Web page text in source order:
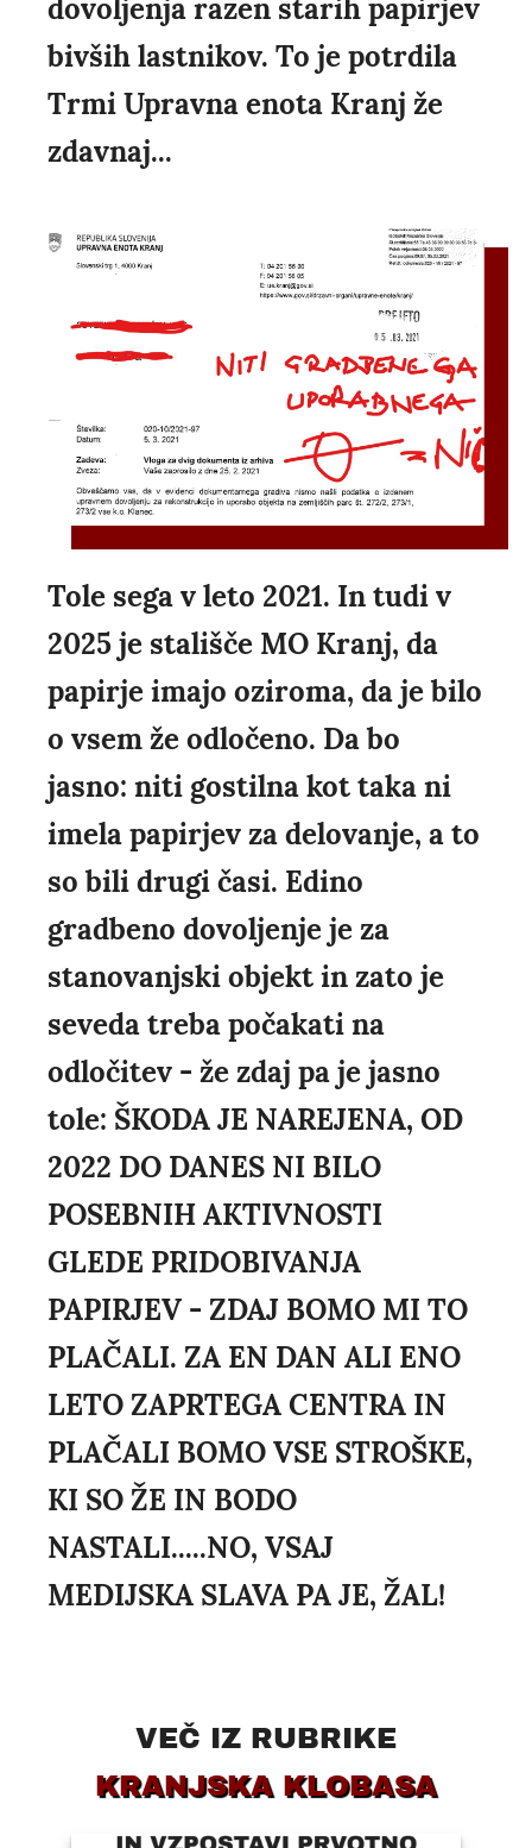
dovoljenja razen starih papirjev
bivših lastnikov. To je potrdila
Trmi Upravna enota Kranj že
zdavnaj...
Tole sega v leto 2021. In tudi v
2025 je stališče MO Kranj, da
papirje imajo oziroma, da je bilo
o vsem že odločeno. Da bo
jasno: niti gostilna kot taka ni
imela papirjev za delovanje, a to
so bili drugi časi. Edino
gradbeno dovoljenje je za
stanovanjski objekt in zato je
seveda treba počakati na
odločitev - že zdaj pa je jasno
tole: ŠKODA JE NAREJENA, OD
2022 DO DANES NI BILO
POSEBNIH AKTIVNOSTI
GLEDE PRIDOBIVANJA
PAPIRJEV - ZDAJ BOMO MI TO
PLAČALI. ZA EN DAN ALI ENO
LETO ZAPRTEGA CENTRA IN
PLAČALI BOMO VSE STROŠKE,
KI SO ŽE IN BODO
NASTALI.....NO, VSAJ
MEDIJSKA SLAVA PA JE, ŽAL!
VEČ IZ RUBRIKE
KRANJSKA KLOBASA